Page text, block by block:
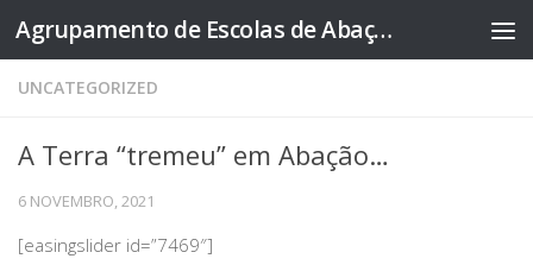
Skip to content Agrupamento de Escolas de Abação
UNCATEGORIZED
A Terra “tremeu” em Abação…
6 NOVEMBRO, 2021
[easingslider id=”7469″]